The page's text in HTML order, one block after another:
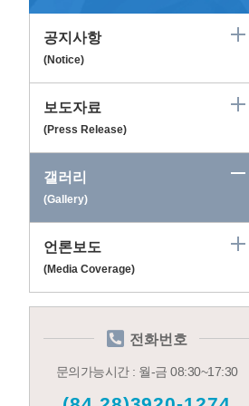
공지사항
(Notice)
보도자료
(Press Release)
갤러리
(Gallery)
언론보도
(Media Coverage)
전화번호
문의가능시간 : 월-금 08:30~17:30